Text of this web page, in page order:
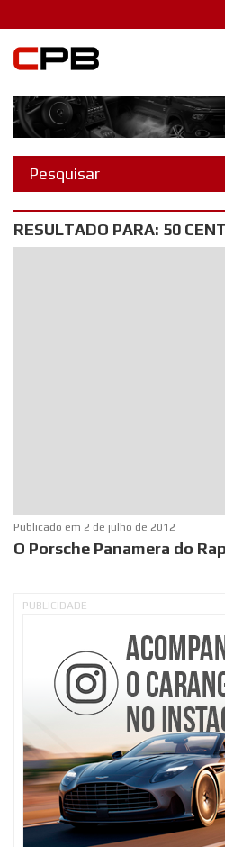
RESULTADO PARA: 50 CENT
Publicado em 2 de julho de 2012
O Porsche Panamera do
PUBLICIDADE